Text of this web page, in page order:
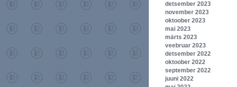
detsember 2023
november 2023
oktoober 2023
mai 2023
märts 2023
veebruar 2023
detsember 2022
oktoober 2022
september 2022
juuni 2022